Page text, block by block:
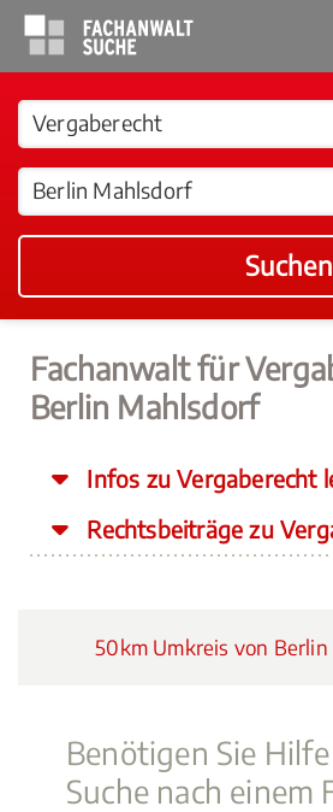
Suchen
Fachanwalt für
Berlin Mahlsdorf
Infos zu Vergaberecht
Rechtsbeiträge zu
50km Umkreis von
Benötigen Sie
Suche nach einem